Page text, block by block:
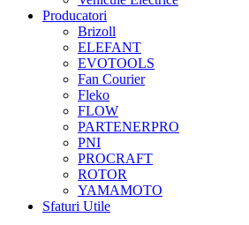
Producatori
Brizoll
ELEFANT
EVOTOOLS
Fan Courier
Fleko
FLOW
PARTENERPRO
PNI
PROCRAFT
ROTOR
YAMAMOTO
Sfaturi Utile